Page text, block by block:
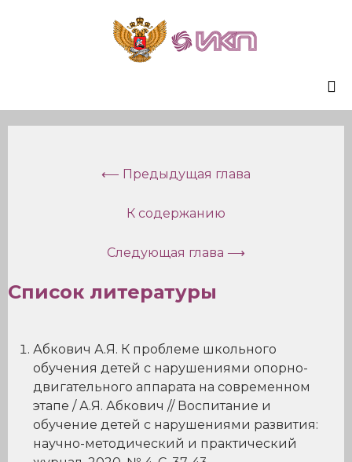
⟵ Предыдущая глава
К содержанию
Следующая глава ⟶
Список литературы
Абкович А.Я. К проблеме школьного
обучения детей с нарушениями опорно-
двигательного аппарата на современном
этапе / А.Я. Абкович // Воспитание и
обучение детей с нарушениями развития:
научно-методический и практический